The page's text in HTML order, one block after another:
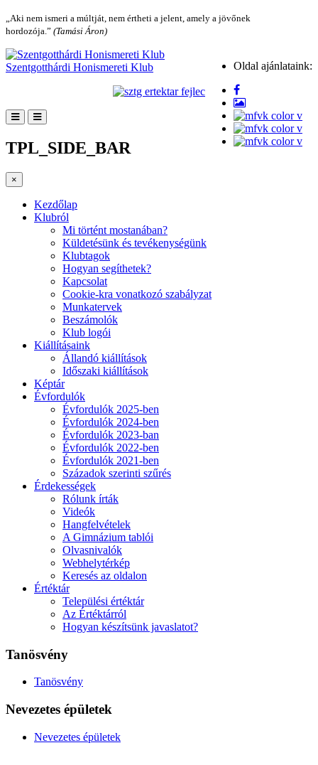
„Aki nem ismeri a múltját, nem értheti a jelent, amely a jövőnek
hordozója.” (Tamási Áron)
Oldal ajánlataink:
Szentgotthárdi Honismereti Klub
TPL_SIDE_BAR
×
Kezdőlap
Klubról
Mi történt mostanában?
Küldetésünk és tevékenységünk
Klubtagok
Hogyan segíthetek?
Kapcsolat
Cookie-kra vonatkozó szabályzat
Munkatervek
Beszámolók
Klub logói
Kiállításaink
Állandó kiállítások
Időszaki kiállítások
Képtár
Évfordulók
Évfordulók 2025-ben
Évfordulók 2024-ben
Évfordulók 2023-ban
Évfordulók 2022-ben
Évfordulók 2021-ben
Századok szerinti szűrés
Érdekességek
Rólunk írták
Videók
Hangfelvételek
A Gimnázium tablói
Olvasnivalók
Webhelytérkép
Keresés az oldalon
Értéktár
Települési értéktár
Az Értéktárról
Hogyan készítsünk javaslatot?
Tanösvény
Tanösvény
Nevezetes épületek
Nevezetes épületek